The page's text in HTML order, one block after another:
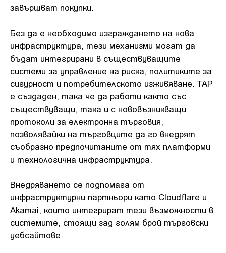
завършват покупки.
Без да е необходимо изграждането на нова
инфраструктура, тези механизми могат да
бъдат интегрирани в съществуващите
системи за управление на риска, политиките за
сигурност и потребителското изживяване. TAP
е създаден, така че да работи както със
съществуващи, така и с нововъзникващи
протоколи за електронна търговия,
позволявайки на търговците да го внедрят
съобразно предпочитаните от тях платформи
и технологична инфраструктура.
Внедряването се подпомага от
инфраструктурни партньори като Cloudflare и
Akamai, които интегрират тези възможности в
системите, стоящи зад голям брой търговски
уебсайтове.